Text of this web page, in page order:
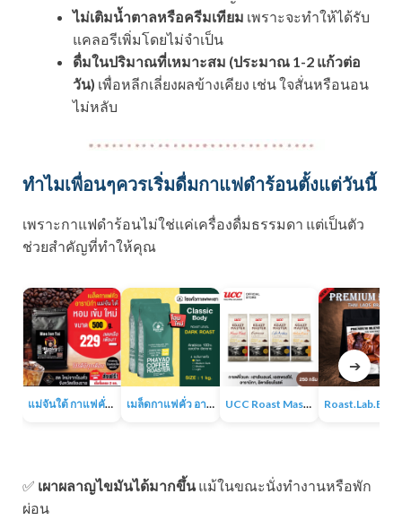
ไม่เติมน้ำตาลหรือครีมเทียม เพราะจะทำให้ได้รับ
แคลอรีเพิ่มโดยไม่จำเป็น
ดื่มในปริมาณที่เหมาะสม (ประมาณ 1-2 แก้วต่อ
วัน) เพื่อหลีกเลี่ยงผลข้างเคียง เช่น ใจสั่นหรือนอน
ไม่หลับ
ทำไมเพื่อนๆควรเริ่มดื่มกาแฟดำร้อนตั้งแต่วันนี้
เพราะกาแฟดำร้อนไม่ใช่แค่เครื่องดื่มธรรมดา แต่เป็นตัว
ช่วยสำคัญที่ทำให้คุณ
แม่จันใต้ กาแฟคั่ว หอม เข้ม เมล็ดกาแฟคั่ว อาราบิก้า 100% 1KG UCC Roast Master กาแฟคั่วบด 250 ก.
➔
✅ เผาผลาญไขมันได้มากขึ้นแม้ในขณะนั่งทำงานหรือพัก
ผ่อน